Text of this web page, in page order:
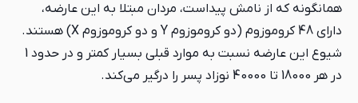
همانگونه که از نامش پیداست، مردان مبتلا به این عارضه،
دارای 48 کروموزوم (دو کروموزوم Y و دو کروموزوم X) هستند.
شیوع این عارضه نسبت به موارد قبلی بسیار کمتر و در حدود 1
در هر 18000 تا 40000 نوزاد پسر را درگیر می‌کند.